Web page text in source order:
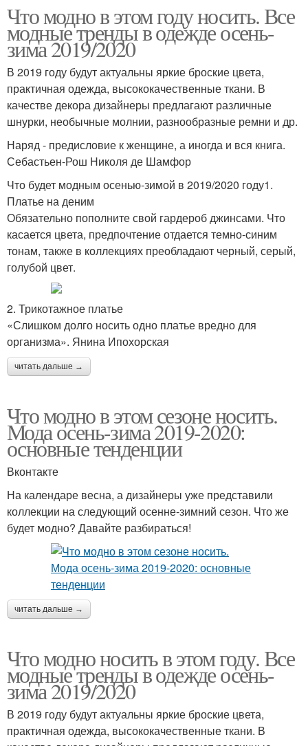
Что модно в этом году носить. Все
модные тренды в одежде осень-
зима 2019/2020
В 2019 году будут актуальны яркие броские цвета,
практичная одежда, высококачественные ткани. В
качестве декора дизайнеры предлагают различные
шнурки, необычные молнии, разнообразные ремни и др.
Наряд - предисловие к женщине, а иногда и вся книга.
Себастьен-Рош Николя де Шамфор
Что будет модным осенью-зимой в 2019/2020 году1.
Платье на деним
Обязательно пополните свой гардероб джинсами. Что
касается цвета, предпочтение отдается темно-синим
тонам, также в коллекциях преобладают черный, серый,
голубой цвет.
2. Трикотажное платье
«Слишком долго носить одно платье вредно для
организма». Янина Ипохорская
читать дальше →
Что модно в этом сезоне носить.
Мода осень-зима 2019-2020:
основные тенденции
Вконтакте
На календаре весна, а дизайнеры уже представили
коллекции на следующий осенне-зимний сезон. Что же
будет модно? Давайте разбираться!
читать дальше →
Что модно носить в этом году. Все
модные тренды в одежде осень-
зима 2019/2020
В 2019 году будут актуальны яркие броские цвета,
практичная одежда, высококачественные ткани. В